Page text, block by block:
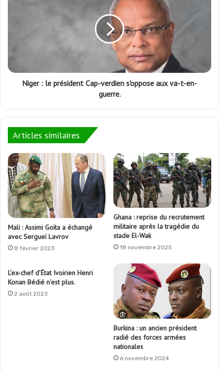
Niger : le président Cap-verdien s'oppose aux va-t-en-
guerre.
Articles similaires
Mali : Assimi Goïta a échangé
avec Sergueï Lavrov
8 février 2023
Ghana : reprise du recrutement
militaire après la tragédie du
stade El-Wak
18 novembre 2025
L’ex-chef d’État Ivoirien Henri
Konan Bédié n’est plus.
2 août 2023
Burkina : un ancien président
radié des forces armées
nationales
6 novembre 2024